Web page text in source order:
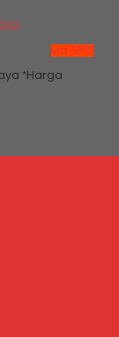
via SMS
*Harga